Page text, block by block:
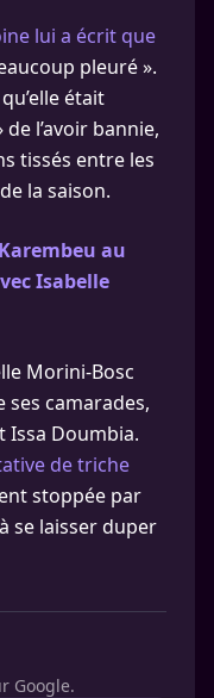
lui a écrit que
pleuré ».
était
l’avoir bannie,
tissés entre les
la saison.
au
Isabelle
Morini-Bosc
ses camarades,
Issa Doumbia.
de triche
stoppée par
se laisser duper
Google.